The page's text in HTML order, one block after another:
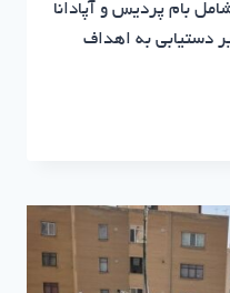
بام پردیس و آپادانا
دستیابی به اهداف